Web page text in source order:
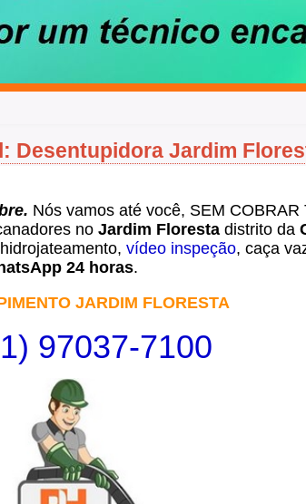
Desentupidora Jardim
Nós vamos até você, SEM COBRAR
no Jardim Floresta distrito da
vídeo inspeção, caça
24 horas.
JARDIM FLORESTA
97037-7100